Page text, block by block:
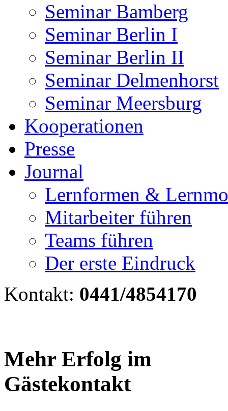
Seminar Bamberg
Seminar Berlin I
Seminar Berlin II
Seminar Delmenhorst
Seminar Meersburg
Kooperationen
Presse
Journal
Lernformen &
Mitarbeiter führen
Teams führen
Der erste Eindruck
Kontakt: 0441/4854170
Mehr Erfolg im
Gästekontakt